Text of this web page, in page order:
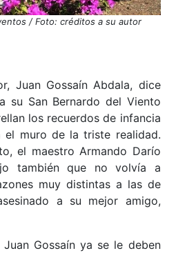
/ Foto: créditos a su autor
Juan Gossaín Abdala, dice
su San Bernardo del Viento
los recuerdos de infancia
el muro de la triste realidad.
el maestro Armando Darío
también que no volvía a
muy distintas a las de
a su mejor amigo,
Gossaín ya se le deben